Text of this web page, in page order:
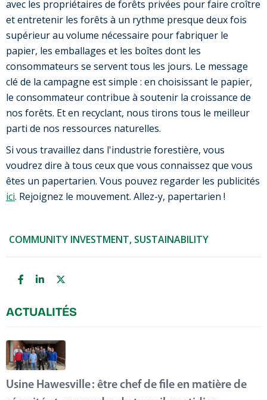
avec les propriétaires de forêts privées pour faire croître
et entretenir les forêts à un rythme presque deux fois
supérieur au volume nécessaire pour fabriquer le
papier, les emballages et les boîtes dont les
consommateurs se servent tous les jours. Le message
clé de la campagne est simple : en choisissant le papier,
le consommateur contribue à soutenir la croissance de
nos forêts. Et en recyclant, nous tirons tous le meilleur
parti de nos ressources naturelles.
Si vous travaillez dans l'industrie forestière, vous
voudrez dire à tous ceux que vous connaissez que vous
êtes un papertarien. Vous pouvez regarder les publicités
ici. Rejoignez le mouvement. Allez-y, papertarien !
COMMUNITY INVESTMENT, SUSTAINABILITY
ACTUALITÉS
Usine Hawesville : être chef de file en matière de